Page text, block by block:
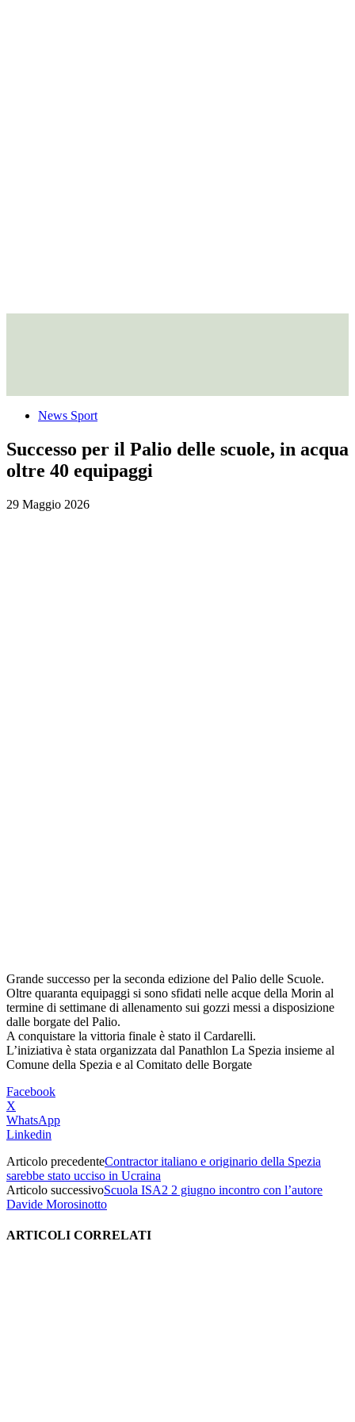
News Sport
Successo per il Palio delle scuole, in acqua
oltre 40 equipaggi
29 Maggio 2026
Grande successo per la seconda edizione del Palio delle Scuole.
Oltre quaranta equipaggi si sono sfidati nelle acque della Morin al
termine di settimane di allenamento sui gozzi messi a disposizione
dalle borgate del Palio.
A conquistare la vittoria finale è stato il Cardarelli.
L’iniziativa è stata organizzata dal Panathlon La Spezia insieme al
Comune della Spezia e al Comitato delle Borgate
Facebook
X
WhatsApp
Linkedin
Articolo precedenteContractor italiano e originario della Spezia
sarebbe stato ucciso in Ucraina
Articolo successivoScuola ISA2 2 giugno incontro con l’autore
Davide Morosinotto
ARTICOLI CORRELATI